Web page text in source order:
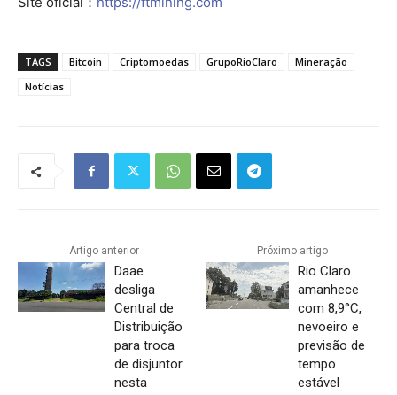
TAGS Bitcoin Criptomoedas GrupoRioClaro
Mineração
Notícias
Artigo anterior
Daae
desliga
Central de
Distribuição
para troca
de disjuntor
nesta
Próximo artigo
Rio Claro
amanhece
com 8,9°C,
nevoeiro e
previsão de
tempo
estável